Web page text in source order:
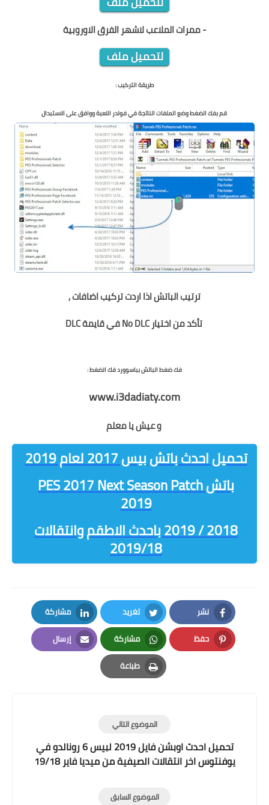
- ممرات الملاعب لاشهر الفرق الاوروبية
لتحميل ملف
طريقة التركيب :
قم بفك الضغط وضع الملفات الناتجة في فولدر اللعبة ووافق على الاستبدال
ترتيب الباتش اذا اردت تركيب اضافات ,
تأكد من اختيار No DLC في قايمة DLC
فك ضغط الباتش بباسوورد فك الضغط :
www.i3dadiaty.com
و عيش يا معلم
تحميل احدث باتش بيس 2017 لعام 2019
باتش PES 2017 Next Season Patch
2019
2018 / 2019 باحدث الاطقم وانتقالات
2019/18
نشر
Facebook
تغريد
Twitter
مشاركة
LinkedIn
حفظ
Pinterest
مشاركة
Whatsapp
إرسال
Email
طباعة
Print
الموضوع التالي
تحميل احدث اوبشن فايل 2019 لبيس 6 رونالدو في
يوفنتوس اخر انتقالات الصيفية من ميديا فاير 19/18
الموضوع السابق